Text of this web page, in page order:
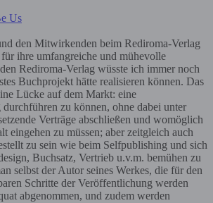
den Mitwirkenden beim Rediroma-Verlag
ihre umfangreiche und mühevolle
Rediroma-Verlag wüsste ich immer noch
Buchprojekt hätte realisieren können. Das
Lücke auf dem Markt: eine
zu können, ohne dabei unter
Verträge abschließen und womöglich
eingehen zu müssen; aber zeitgleich auch
zu sein wie beim Selfpublishing und sich
Buchsatz, Vertrieb u.v.m. bemühen zu
selbst der Autor seines Werkes, die für den
Schritte der Veröffentlichung werden
abgenommen, und zudem werden